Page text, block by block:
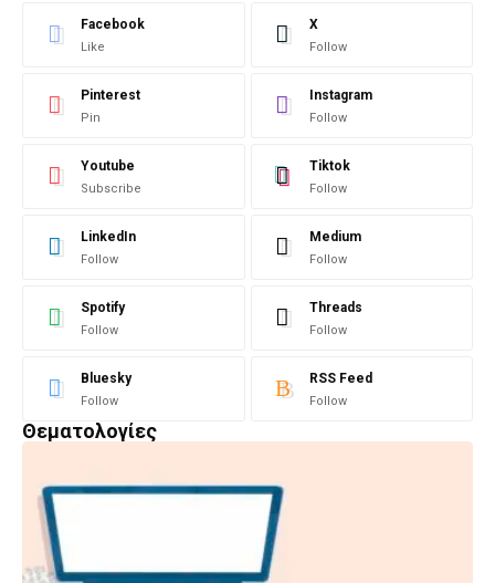
Facebook
Like
X
Follow
Pinterest
Pin
Instagram
Follow
Youtube
Subscribe
Tiktok
Follow
LinkedIn
Follow
Medium
Follow
Spotify
Follow
Threads
Follow
Bluesky
Follow
RSS Feed
Follow
Θεματολογίες